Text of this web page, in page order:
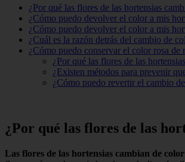
¿Por qué las flores de las hortensias
¿Cómo puedo devolver el color a mis
¿Cómo puedo devolver el color a mis
¿Cuál es la razón detrás del cambio de
¿Cómo puedo conservar el color rosa de
¿Por qué las flores de las
¿Existen métodos para prevenir
¿Cómo puedo revertir el cambio
¿Por qué las flores de las
Las flores de las hortensias cambian de